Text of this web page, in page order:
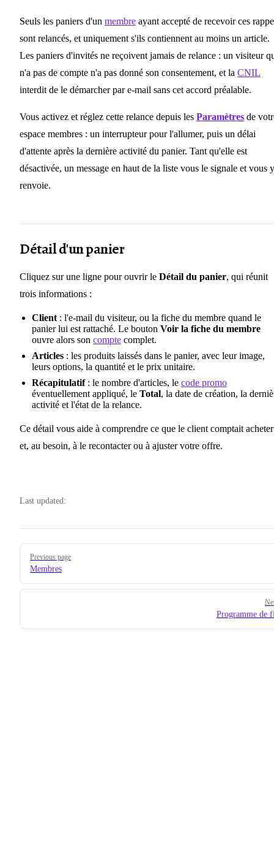
Seuls les paniers d'un membre ayant accepté de recevoir ces
sont relancés, et uniquement s'ils contiennent au moins un article.
Les paniers d'invités ne reçoivent jamais de relance : un visiteur
n'a pas de compte n'a pas donné son consentement, et la CNIL
interdit de le démarcher par e-mail sans cet accord préalable.
Vous activez et réglez cette relance depuis les Paramètres de
espace membres : un interrupteur pour l'allumer, puis un délai
d'attente après la dernière activité du panier. Tant qu'elle est
désactivée, un message en haut de la liste vous le signale et vous y
renvoie.
Détail d'un panier
Cliquez sur une ligne pour ouvrir le Détail du panier, qui réunit
trois informations :
Client : l'e-mail du visiteur, ou la fiche du membre quand le
panier lui est rattaché. Le bouton Voir la fiche du membre
ouvre alors son compte complet.
Articles : les produits laissés dans le panier, avec leur image,
leurs options, la quantité et le prix unitaire.
Récapitulatif: le nombre d'articles, le code promo
éventuellement appliqué, le Total, la date de création, la
activité et l'état de la relance.
Ce détail vous aide à comprendre ce que le client comptait acheter
et, au besoin, à le recontacter ou à ajuster votre offre.
Last updated:
Pager
Previous page
Membres
Programme de